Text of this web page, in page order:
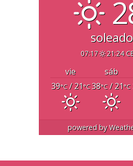
soleado
07:17 21:24
vie sáb
39°C/ 21°C38°C/ 21°C
powered by